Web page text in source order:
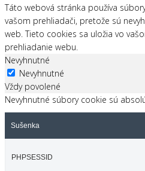
Táto webová stránka používa
vašom prehliadači, pretože sú
web. Tieto cookies sa uložia vo
prehliadanie webu.
Nevyhnutné
Nevyhnutné
Vždy povolené
Nevyhnutné súbory cookie sú
Sušenka
PHPSESSID